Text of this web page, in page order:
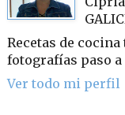
Recetas de
fotografías paso a
Ver todo mi perfil